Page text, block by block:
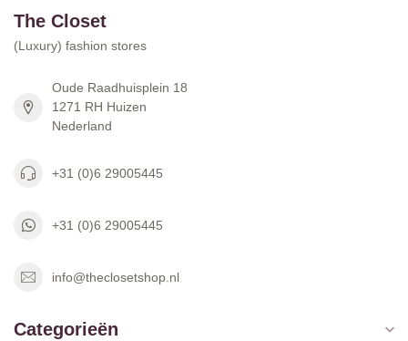
The Closet
(Luxury) fashion stores
Oude Raadhuisplein 18
1271 RH Huizen
Nederland
+31 (0)6 29005445
+31 (0)6 29005445
info@theclosetshop.nl
Categorieën